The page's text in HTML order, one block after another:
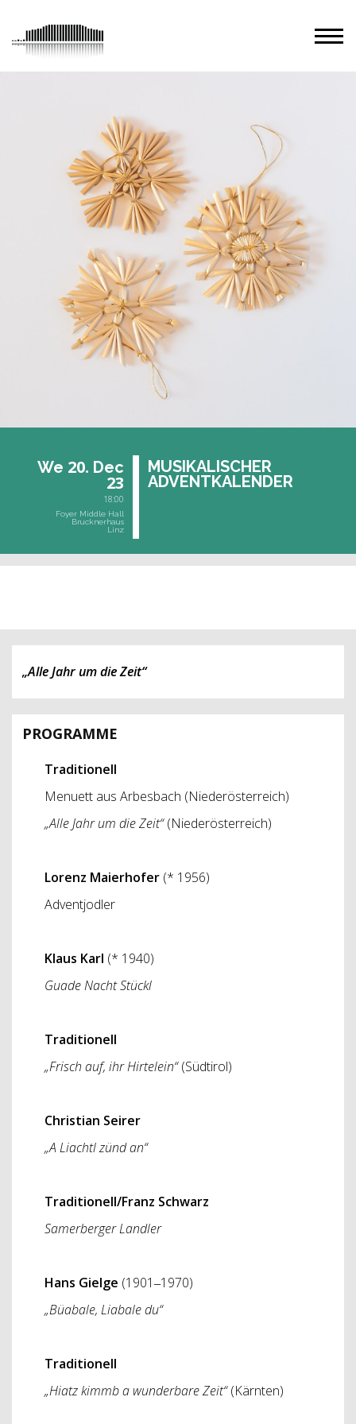
We 20. Dec
23
18:00
Foyer Middle Hall
Brucknerhaus
Linz
MU­SI­KA­LI­SCHER
AD­VENT­KA­LEN­DER
„Alle Jahr um die Zeit“
PROGRAMME
Traditionell
Menuett aus Arbesbach (Niederösterreich)
„Alle Jahr um die Zeit“(Niederösterreich)
Lorenz Maierhofer (* 1956)
Adventjodler
Klaus Karl (* 1940)
Guade Nacht Stückl
Traditionell
„Frisch auf, ihr Hirtelein“(Südtirol)
Christian Seirer
„A Liachtl zünd an“
Traditionell/Franz Schwarz
Samerberger Landler
Hans Gielge (1901‒1970)
„Büabale, Liabale du“
Traditionell
„Hiatz kimmb a wunderbare Zeit“(Kärnten)